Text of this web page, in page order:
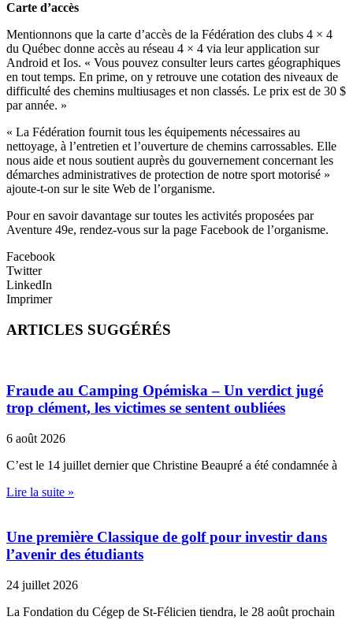
Carte d’accès
Mentionnons que la carte d’accès de la Fédération des clubs 4 × 4
du Québec donne accès au réseau 4 × 4 via leur application sur
Android et Ios. « Vous pouvez consulter leurs cartes géographiques
en tout temps. En prime, on y retrouve une cotation des niveaux de
difficulté des chemins multiusages et non classés. Le prix est de 30 $
par année. »
« La Fédération fournit tous les équipements nécessaires au
nettoyage, à l’entretien et l’ouverture de chemins carrossables. Elle
nous aide et nous soutient auprès du gouvernement concernant les
démarches administratives de protection de notre sport motorisé »
ajoute-t-on sur le site Web de l’organisme.
Pour en savoir davantage sur toutes les activités proposées par
Aventure 49e, rendez-vous sur la page Facebook de l’organisme.
Facebook
Twitter
LinkedIn
Imprimer
ARTICLES SUGGÉRÉS
Fraude au Camping Opémiska – Un verdict jugé
trop clément, les victimes se sentent oubliées
6 août 2026
C’est le 14 juillet dernier que Christine Beaupré a été condamnée à
Lire la suite »
Une première Classique de golf pour investir dans
l’avenir des étudiants
24 juillet 2026
La Fondation du Cégep de St-Félicien tiendra, le 28 août prochain